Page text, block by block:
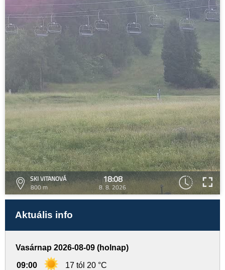
SKI VITANOVÁ
800 m
18:08
8. 8. 2026
Aktuális info
Vasárnap 2026-08-09 (holnap)
09:00 17 tól 20 °C